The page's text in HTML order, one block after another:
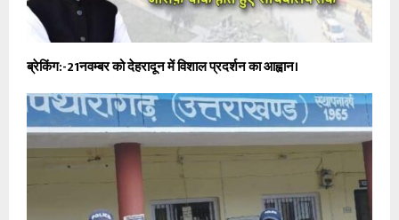
ब्रेकिंग:-21नवम्बर को देहरादून में विशाल प्रदर्शन का आह्वान।